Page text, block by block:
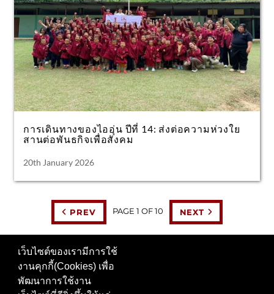
การเดินทางของไออุ่น ปีที่ 14: ส่งต่อความห่วงใย
สานต่อพันธกิจเพื่อสังคม
20th January 2026
PREV PAGE 1 OF10 NEXT
ติดตามเราได้ที่
เว็บไซต์ของเรามีการใช้
งานคุกกี้(Cookies) เพื่อ
พัฒนาการใช้งาน